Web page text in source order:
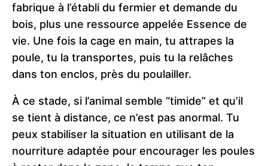
fabrique à l’établi du fermier et demande du
bois, plus une ressource appelée Essence de
vie. Une fois la cage en main, tu attrapes la
poule, tu la transportes, puis tu la relâches
dans ton enclos, près du poulailler.
À ce stade, si l’animal semble “timide” et qu’il
se tient à distance, ce n’est pas anormal. Tu
peux stabiliser la situation en utilisant de la
nourriture adaptée pour encourager les poules